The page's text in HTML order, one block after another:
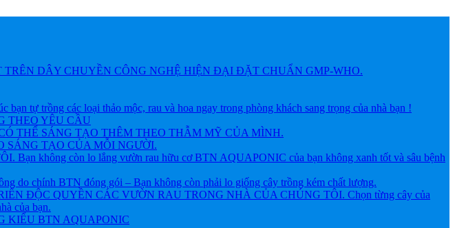
DÂY CHUYỀN CÔNG NGHỆ HIỆN ĐẠI ĐẶT CHUẨN GMP-WHO.
trồng các loại thảo mộc, rau và hoa ngay trong phòng khách sang trọng của nhà bạn !
THEO YÊU CẦU
THỂ SÁNG TẠO THÊM THEO THẪM MỸ CỦA MÌNH.
SÁNG TẠO CỦA MỖI NGƯỜI.
không còn lo lắng vườn rau hữu cơ BTN AQUAPONIC của bạn không xanh tốt và sâu bệnh
chính BTN đóng gói – Bạn không còn phải lo giống cây trồng kém chất lượng.
ĐỘC QUYỀN CÁC VƯỜN RAU TRONG NHÀ CỦA CHÚNG TÔI. Chọn từng cây của
của bạn.
KIỂU BTN AQUAPONIC